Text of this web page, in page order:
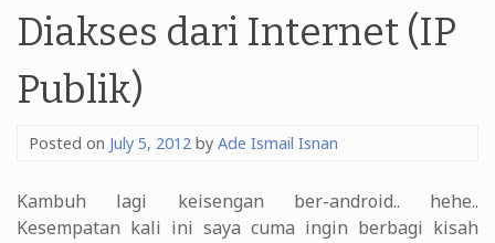
Diakses dari Internet (IP
Publik)
Posted on July 5, 2012 by Ade Ismail Isnan
Kambuh lagi keisengan ber-android.. hehe..
Kesempatan kali ini saya cuma ingin berbagi kisah